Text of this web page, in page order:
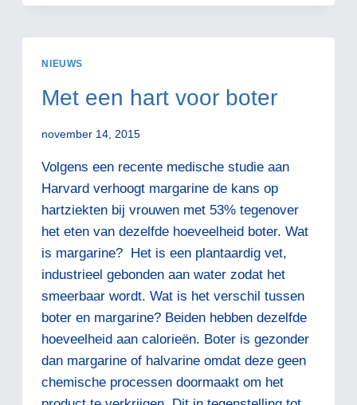
NIEUWS
Met een hart voor boter
november 14, 2015
Volgens een recente medische studie aan
Harvard verhoogt margarine de kans op
hartziekten bij vrouwen met 53% tegenover
het eten van dezelfde hoeveelheid boter. Wat
is margarine? Het is een plantaardig vet,
industrieel gebonden aan water zodat het
smeerbaar wordt. Wat is het verschil tussen
boter en margarine? Beiden hebben dezelfde
hoeveelheid aan calorieën. Boter is gezonder
dan margarine of halvarine omdat deze geen
chemische processen doormaakt om het